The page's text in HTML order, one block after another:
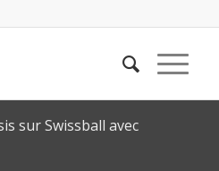
sur Swissball avec